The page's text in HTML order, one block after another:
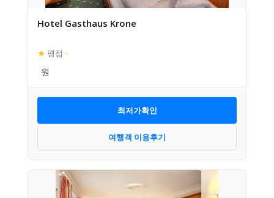
Hotel Gasthaus Krone
★ 평점 –
최저가확인
여행객 이용후기